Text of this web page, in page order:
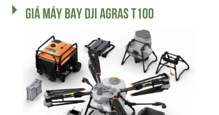
GIÁ MÁY BAY DJI AGRAS T100